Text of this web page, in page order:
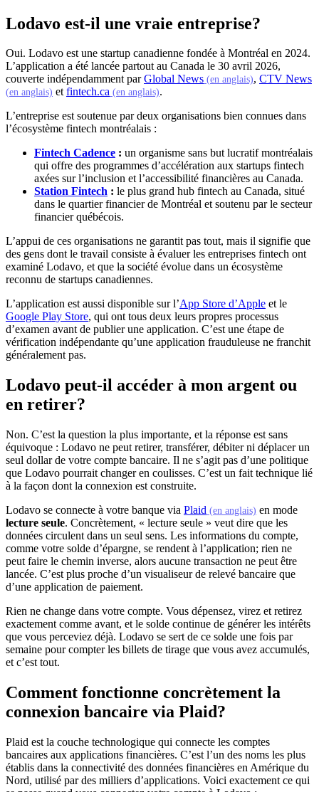
Lodavo est-il une vraie entreprise?
Oui. Lodavo est une startup canadienne fondée à Montréal en 2024.
L’application a été lancée partout au Canada le 30 avril 2026,
couverte indépendamment parGlobal News (en anglais)(s'ouvre dans
, CTV News
(en anglais) (s'ouvre dans un nouvel onglet)
etfintech.ca (en anglais)(s'ouvre dans un nouvel onglet)
.
L’entreprise est soutenue par deux organisations bien connues dans
l’écosystème fintech montréalais :
Fintech Cadence(s'ouvre dans un nouvel onglet)
: un organisme sans but lucratif montréalais
qui offre des programmes d’accélération aux startups fintech
axées sur l’inclusion et l’accessibilité financières au Canada.
Station Fintech (s'ouvre dans un nouvel onglet)
: le plus grand hub fintech au Canada, situé
dans le quartier financier de Montréal et soutenu par le secteur
financier québécois.
L’appui de ces organisations ne garantit pas tout, mais il signifie que
des gens dont le travail consiste à évaluer les entreprises fintech ont
examiné Lodavo, et que la société évolue dans un écosystème
reconnu de startups canadiennes.
L’application est aussi disponible sur l’App Store d’Apple(s'ouvre
et le
Google Play Store(s'ouvre dans un nouvel onglet)
, qui ont tous deux leurs propres processus
d’examen avant de publier une application. C’est une étape de
vérification indépendante qu’une application frauduleuse ne franchit
généralement pas.
Lodavo peut-il accéder à mon argent ou
en retirer?
Non. C’est la question la plus importante, et la réponse est sans
équivoque : Lodavo ne peut retirer, transférer, débiter ni déplacer un
seul dollar de votre compte bancaire. Il ne s’agit pas d’une politique
que Lodavo pourrait changer en coulisses. C’est un fait technique lié
à la façon dont la connexion est construite.
Lodavo se connecte à votre banque via Plaid (en anglais) (s'ouvre
en mode
lecture seule. Concrètement, « lecture seule » veut dire que les
données circulent dans un seul sens. Les informations du compte,
comme votre solde d’épargne, se rendent à l’application; rien ne
peut faire le chemin inverse, alors aucune transaction ne peut être
lancée. C’est plus proche d’un visualiseur de relevé bancaire que
d’une application de paiement.
Rien ne change dans votre compte. Vous dépensez, virez et retirez
exactement comme avant, et le solde continue de générer les intérêts
que vous perceviez déjà. Lodavo se sert de ce solde une fois par
semaine pour compter les billets de tirage que vous avez accumulés,
et c’est tout.
Comment fonctionne concrètement la
connexion bancaire via Plaid?
Plaid est la couche technologique qui connecte les comptes
bancaires aux applications financières. C’est l’un des noms les plus
établis dans la connectivité des données financières en Amérique du
Nord, utilisé par des milliers d’applications. Voici exactement ce qui